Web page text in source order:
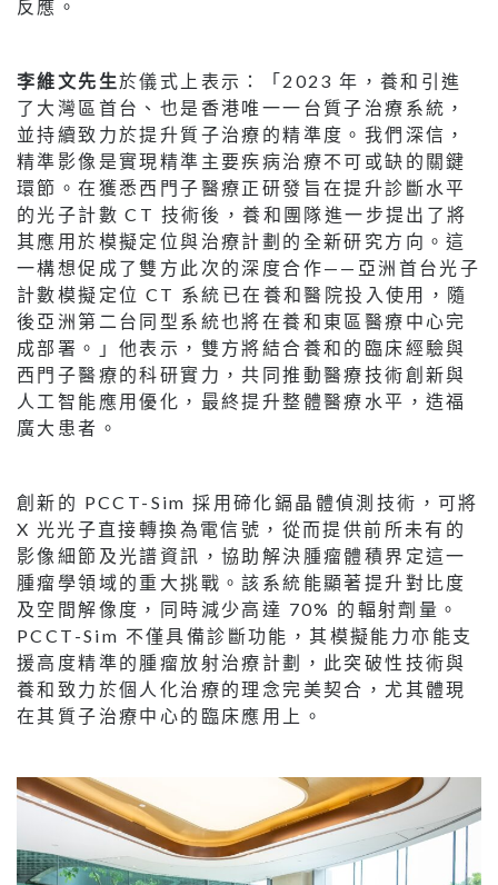
反應。
李維文先生於儀式上表示：「2023 年，養和引進
了大灣區首台、也是香港唯一一台質子治療系統，
並持續致力於提升質子治療的精準度。我們深信，
精準影像是實現精準主要疾病治療不可或缺的關鍵
環節。在獲悉西門子醫療正研發旨在提升診斷水平
的光子計數 CT 技術後，養和團隊進一步提出了將
其應用於模擬定位與治療計劃的全新研究方向。這
一構想促成了雙方此次的深度合作——亞洲首台光子
計數模擬定位 CT 系統已在養和醫院投入使用，隨
後亞洲第二台同型系統也將在養和東區醫療中心完
成部署。」他表示，雙方將結合養和的臨床經驗與
西門子醫療的科研實力，共同推動醫療技術創新與
人工智能應用優化，最終提升整體醫療水平，造福
廣大患者。
創新的 PCCT-Sim 採用碲化鎘晶體偵測技術，可將
X 光光子直接轉換為電信號，從而提供前所未有的
影像細節及光譜資訊，協助解決腫瘤體積界定這一
腫瘤學領域的重大挑戰。該系統能顯著提升對比度
及空間解像度，同時減少高達 70% 的輻射劑量。
PCCT-Sim 不僅具備診斷功能，其模擬能力亦能支
援高度精準的腫瘤放射治療計劃，此突破性技術與
養和致力於個人化治療的理念完美契合，尤其體現
在其質子治療中心的臨床應用上。